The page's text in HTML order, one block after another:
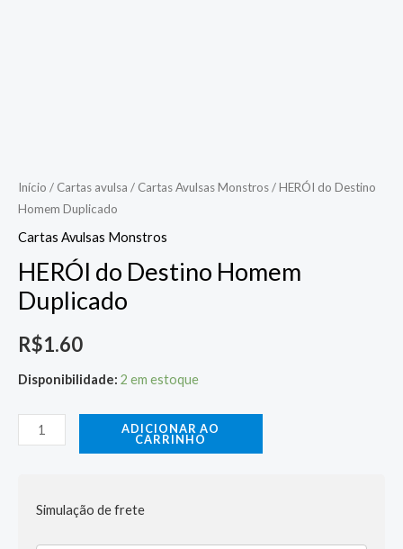
Início / Cartas avulsa / Cartas Avulsas Monstros/ HERÓI do Destino
Homem Duplicado
Cartas Avulsas Monstros
HERÓI do Destino Homem
Duplicado
R$1.60
Disponibilidade: 2 em estoque
ADICIONAR AO
CARRINHO
Simulação de frete